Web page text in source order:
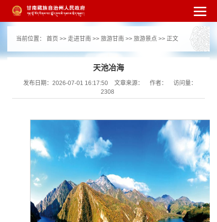
网站无障
碍 打开适老化模式 登录
当前位置： 首页 >> 走进甘南 >> 旅游甘南 >> 旅游景点 >> 正文
天池冶海
发布日期：2026-07-01 16:17:50 文章来源： 作者：
访问量：
2308